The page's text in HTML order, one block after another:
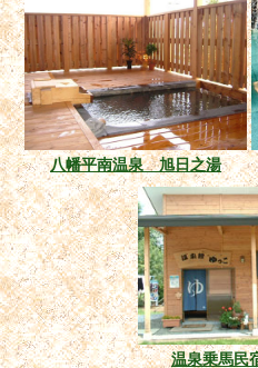
八幡平南温泉 旭日之湯
温泉乗馬民